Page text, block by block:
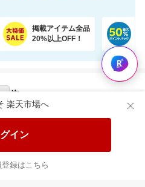
楽天市場へ
イン
録はこちら
掲載アイテム全品
20%以上OFF！
倍